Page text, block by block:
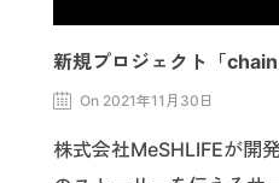
新規プロジェクト「
On 2021年11月30日
株式会社MeSHLIFEが開